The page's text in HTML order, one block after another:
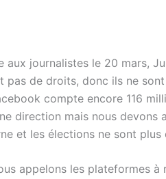
aux journalistes le 20 mars,
pas de droits, donc ils ne
compte encore 116
direction mais nous devons
et les élections ne sont plus
appelons les plateformes